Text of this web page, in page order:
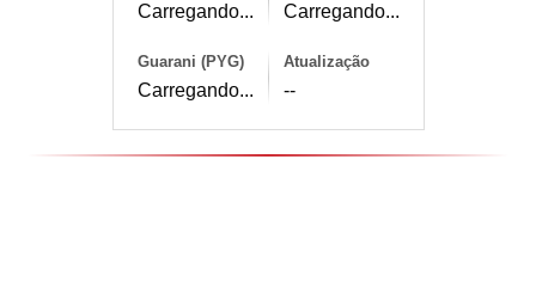
Carregando... Carregando...
Guarani (PYG)
Carregando...
Atualização
--